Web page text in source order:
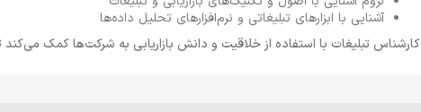
آشنایی با ابزارهای تبلیغاتی و نرم‌افزارهای تحلیل داده‌ها
کارشناس تبلیغات با استفاده از خلاقیت و دانش بازاریابی به شرکت‌ها کمک می‌کند